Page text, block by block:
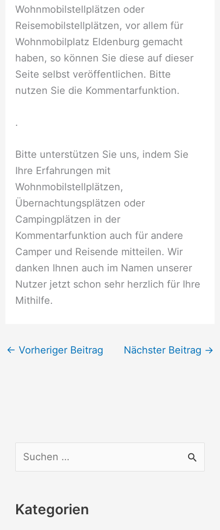
Wohnmobilstellplätzen oder
Reisemobilstellplätzen, vor allem für
Wohnmobilplatz Eldenburg gemacht
haben, so können Sie diese auf dieser
Seite selbst veröffentlichen. Bitte
nutzen Sie die Kommentarfunktion.
.
Bitte unterstützen Sie uns, indem Sie
Ihre Erfahrungen mit
Wohnmobilstellplätzen,
Übernachtungsplätzen oder
Campingplätzen in der
Kommentarfunktion auch für andere
Camper und Reisende mitteilen. Wir
danken Ihnen auch im Namen unserer
Nutzer jetzt schon sehr herzlich für Ihre
Mithilfe.
← Vorheriger Beitrag Nächster Beitrag →
u
h
Kategorien